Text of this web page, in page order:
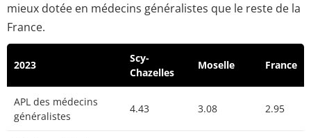
mieux dotée en médecins généralistes que le reste de la
France.
2023
Scy-
Chazelles
Moselle France
APL des médecins
généralistes
4.43 3.08 2.95